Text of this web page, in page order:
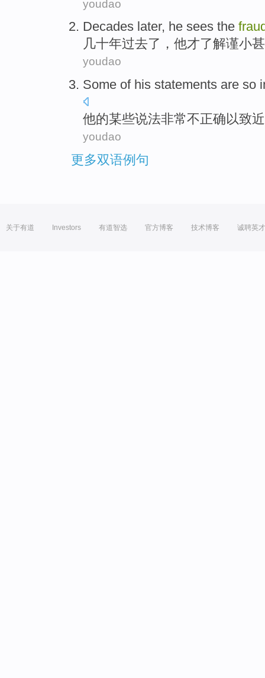
youdao
Decades later, he sees the
几十年过去了， 他才了解谨小
youdao
Some of his statements are so
他的某些说法非常不正确以致
youdao
更多双语例句
关于有道 Investors 有道智选 官方博客 技术博客 诚聘英才